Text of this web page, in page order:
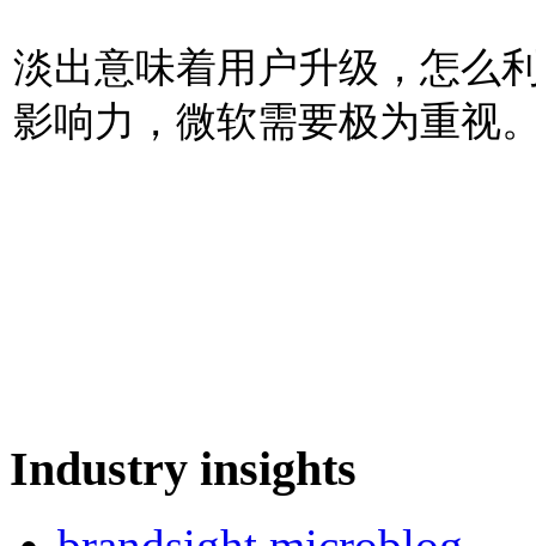
淡出意味着用户升级，怎么
影响力，微软需要极为重视
Industry insights